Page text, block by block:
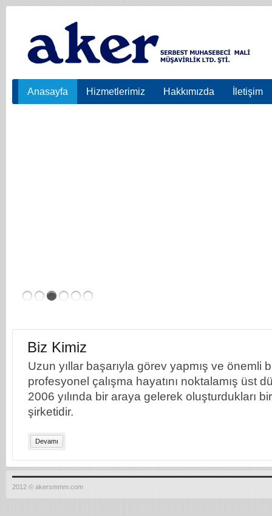
Anasayfa Hizmetlerimiz Hakkımızda İletişim
Biz Kimiz
Uzun yıllar başarıyla görev yapmış ve önemli
profesyonel çalışma hayatını noktalamış üst
2006 yılında bir araya gelerek oluşturdukları
şirketidir.
Devamı
2012 © akersmmm.com